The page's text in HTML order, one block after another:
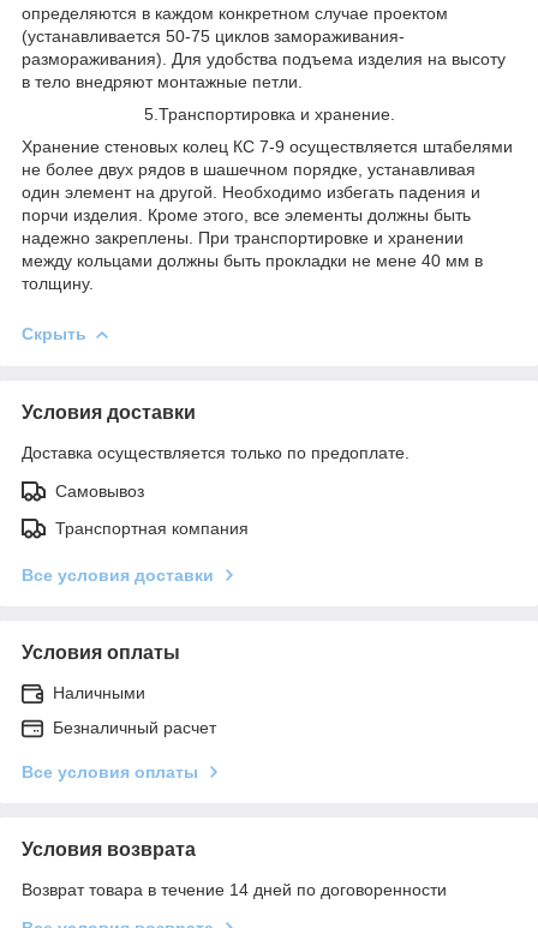
определяются в каждом конкретном случае проектом
(устанавливается 50-75 циклов замораживания-
размораживания). Для удобства подъема изделия на высоту
в тело внедряют монтажные петли.
5.Транспортировка и хранение.
Хранение стеновых колец КС 7-9 осуществляется штабелями
не более двух рядов в шашечном порядке, устанавливая
один элемент на другой. Необходимо избегать падения и
порчи изделия. Кроме этого, все элементы должны быть
надежно закреплены. При транспортировке и хранении
между кольцами должны быть прокладки не мене 40 мм в
толщину.
Скрыть
Условия доставки
Доставка осуществляется только по предоплате.
Самовывоз
Транспортная компания
Все условия доставки
Условия оплаты
Наличными
Безналичный расчет
Все условия оплаты
Условия возврата
Возврат товара в течение 14 дней по договоренности